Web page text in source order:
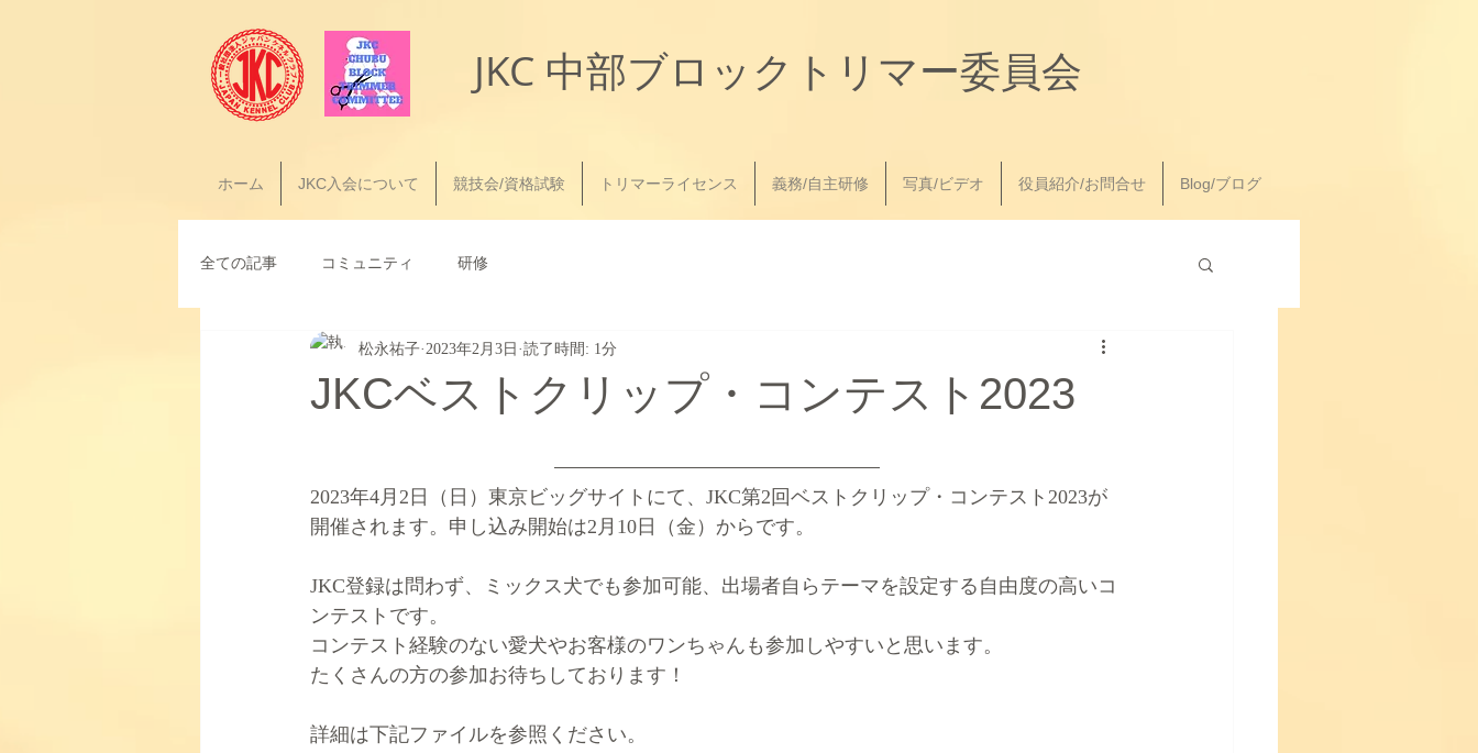
JKC 中部ブロック トリマー委員会
ホーム JKC入会について 競技会/資格試験 トリマーライセンス 義務/自主研修 写真/ビデオ 役員紹介/お問合せ Blog/ブログ
全ての記事 コミュニティ 研修
JKCベストクリップ・コンテスト2023
松永祐子 2023年2月3日 読了時間: 1分
2023年4月2日（日）東京ビッグサイトにて、JKC第2回ベストクリップ・コンテスト2023が
開催されます。申し込み開始は2月10日（金）からです。
JKC登録は問わず、ミックス犬でも参加可能、出場者自らテーマを設定する自由度の高いコ
ンテストです。
コンテスト経験のない愛犬やお客様のワンちゃんも参加しやすいと思います。
たくさんの方の参加お待ちしております！
詳細は下記ファイルを参照ください。